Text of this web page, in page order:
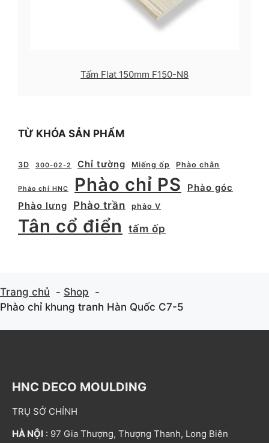
Tấm Flat 150mm F150-N8
TỪ KHÓA SẢN PHẨM
3D 300-02-2 Chỉ tường Miếng ốp Phào chân
Phào chỉ HNC Phào chỉ PS
Phào góc
Phào lưng
Phào trần phào V
Tân cổ điển tấm ốp
Trang chủ
Shop
Phào chỉ khung tranh Hàn Quốc C7-5
HNC DECO MOULDING
TRỤ SỞ CHÍNH
HÀ NỘI : 97 Gia Thượng, Thượng Thanh, Long Biên